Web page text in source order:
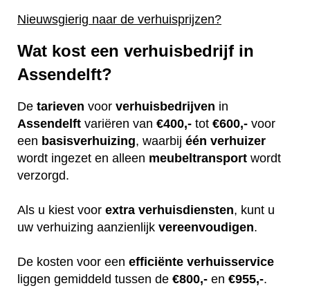
Nieuwsgierig naar de verhuisprijzen?
Wat kost een verhuisbedrijf in
Assendelft?
De tarieven voor verhuisbedrijven in
Assendelft variëren van €400,- tot €600,- voor
een basisverhuizing, waarbij één verhuizer
wordt ingezet en alleen meubeltransport wordt
verzorgd.
Als u kiest voor extra verhuisdiensten, kunt u
uw verhuizing aanzienlijk vereenvoudigen.
De kosten voor een efficiënte verhuisservice
liggen gemiddeld tussen de €800,- en €955,-.